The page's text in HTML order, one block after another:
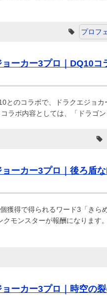
プロフ
ーカー3プロ｜DQ10
とのコラボで、ドラクエジョ
ラボ内容としては、「ドラゴ
ーカー3プロ｜後ろ盾
獲得で得られるワード3「き
クモンスターが報酬になります
ーカー3プロ｜時空の